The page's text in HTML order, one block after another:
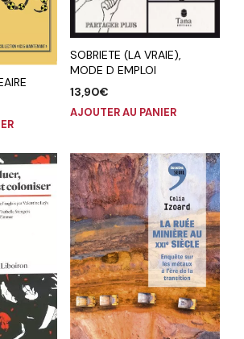
SOBRIETE (LA VRAIE),
MODE D EMPLOI
13,90€
AJOUTER AU PANIER